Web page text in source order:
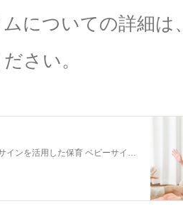
についての詳細は
さい。
保育園導入プログラム 保育のプロが認めるベビーサインを活用した保育 ベビーサインは本場アメリカではもちろん、日本国内でも取り入れる園が増えてきています。 保育のプロが認める0歳児とのコミュニケーション